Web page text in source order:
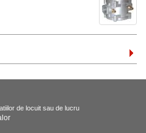
de locuit sau de lucru